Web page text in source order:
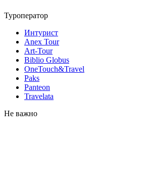
Туроператор
Интурист
Anex Tour
Art-Tour
Biblio Globus
OneTouch&Travel
Paks
Panteon
Travelata
Не важно